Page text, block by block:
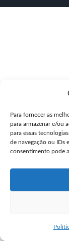
Para fornecer as
para armazenar e/ou
para essas
de navegação ou IDs
consentimento pode